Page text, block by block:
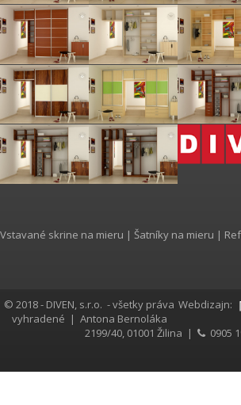
Vstavané skrine na mieru | Šatníky na mieru |
Webdizajn:
© 2018 - DIVEN, s.r.o. - všetky práva
vyhradené | Antona Bernoláka
2199/40, 01001 Žilina |
0905